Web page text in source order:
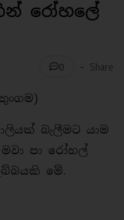
රෝහලේ
0 - Share
බැලීමට යාම
පා රෝහල්
මේ.